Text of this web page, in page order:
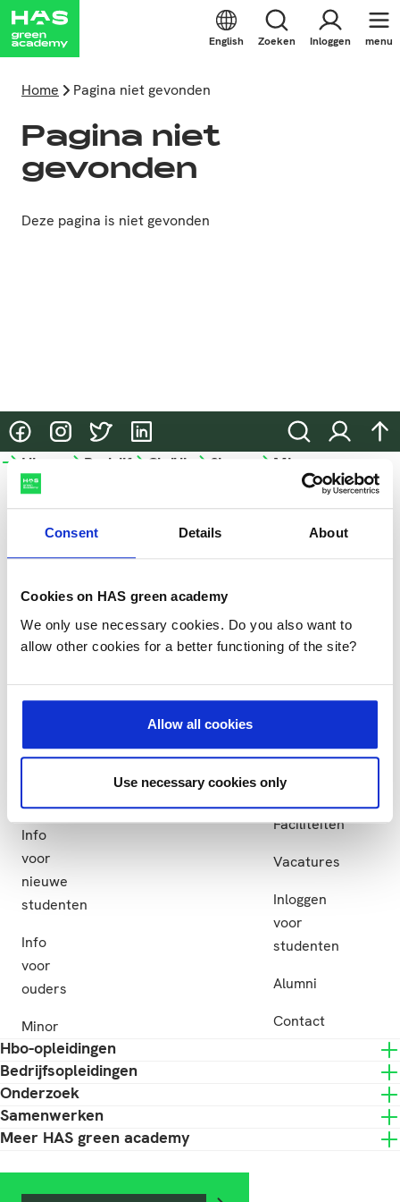
Consent Details About
Cookies on HAS green academy
We only use necessary cookies. Do you also want to
allow other cookies for a better functioning of the site?
Allow all cookies
Use necessary cookies only
English Zoeken Inloggen menu
Home Pagina niet gevonden
Pagina niet
gevonden
Deze pagina is niet gevonden
@HASgreenacademy
@HASgreenacademy
@greenacademyHAS
@HASgreenacademy ZoekenInloggen
Hbo-
opleidingen
events
Hulp
studiekeuze
aan
Info
voor
nieuwe
studenten
Info
voor
ouders
Minor
Bedrijfsopleidingen
Incompany
en
Praktische
informatie
Microcredentials
Slim-
Subsidie
Onderzoek
Lectoraten
Samenwerken
Samenwerken
Partnerbedrijven
Meer
HAS
green
academy
HAS
green
Nieuws
Evenementen
Faciliteiten
Vacatures
Inloggen
voor
studenten
Alumni
Contact
Hbo-opleidingen
Bedrijfsopleidingen
Onderzoek
Samenwerken
Meer HAS green academy